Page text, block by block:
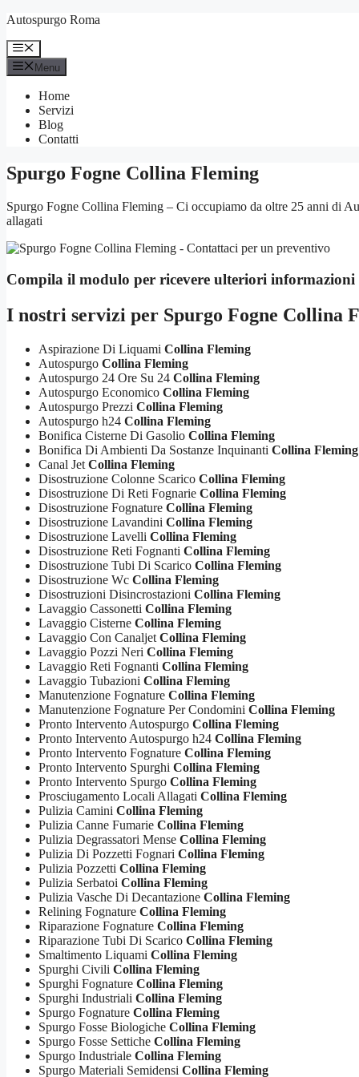
Vai
contenuto
Autospurgo Roma
Menu
Menu
Home
Servizi
Blog
Contatti
Spurgo Fogne Collina Fleming
Spurgo Fogne Collina Fleming – Ci occupiamo da oltre 25 anni di
allagati
Compila il modulo per ricevere ulteriori
I nostri servizi per Spurgo Fogne Collina
Aspirazione Di Liquami Collina Fleming
Autospurgo Collina Fleming
Autospurgo 24 Ore Su 24 Collina Fleming
Autospurgo Economico Collina Fleming
Autospurgo Prezzi Collina Fleming
Autospurgo h24 Collina Fleming
Bonifica Cisterne Di Gasolio Collina Fleming
Bonifica Di Ambienti Da Sostanze Inquinanti Collina Fleming
Canal Jet Collina Fleming
Disostruzione Colonne Scarico Collina Fleming
Disostruzione Di Reti Fognarie Collina Fleming
Disostruzione Fognature Collina Fleming
Disostruzione Lavandini Collina Fleming
Disostruzione Lavelli Collina Fleming
Disostruzione Reti Fognanti Collina Fleming
Disostruzione Tubi Di Scarico Collina Fleming
Disostruzione Wc Collina Fleming
Disostruzioni Disincrostazioni Collina Fleming
Lavaggio Cassonetti Collina Fleming
Lavaggio Cisterne Collina Fleming
Lavaggio Con Canaljet Collina Fleming
Lavaggio Pozzi Neri Collina Fleming
Lavaggio Reti Fognanti Collina Fleming
Lavaggio Tubazioni Collina Fleming
Manutenzione Fognature Collina Fleming
Manutenzione Fognature Per Condomini Collina Fleming
Pronto Intervento Autospurgo Collina Fleming
Pronto Intervento Autospurgo h24 Collina Fleming
Pronto Intervento Fognature Collina Fleming
Pronto Intervento Spurghi Collina Fleming
Pronto Intervento Spurgo Collina Fleming
Prosciugamento Locali Allagati Collina Fleming
Pulizia Camini Collina Fleming
Pulizia Canne Fumarie Collina Fleming
Pulizia Degrassatori Mense Collina Fleming
Pulizia Di Pozzetti Fognari Collina Fleming
Pulizia Pozzetti Collina Fleming
Pulizia Serbatoi Collina Fleming
Pulizia Vasche Di Decantazione Collina Fleming
Relining Fognature Collina Fleming
Riparazione Fognature Collina Fleming
Riparazione Tubi Di Scarico Collina Fleming
Smaltimento Liquami Collina Fleming
Spurghi Civili Collina Fleming
Spurghi Fognature Collina Fleming
Spurghi Industriali Collina Fleming
Spurgo Fognature Collina Fleming
Spurgo Fosse Biologiche Collina Fleming
Spurgo Fosse Settiche Collina Fleming
Spurgo Industriale Collina Fleming
Spurgo Materiali Semidensi Collina Fleming